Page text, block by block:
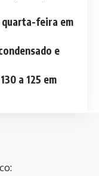
quarta-feira em
e
a 125 em